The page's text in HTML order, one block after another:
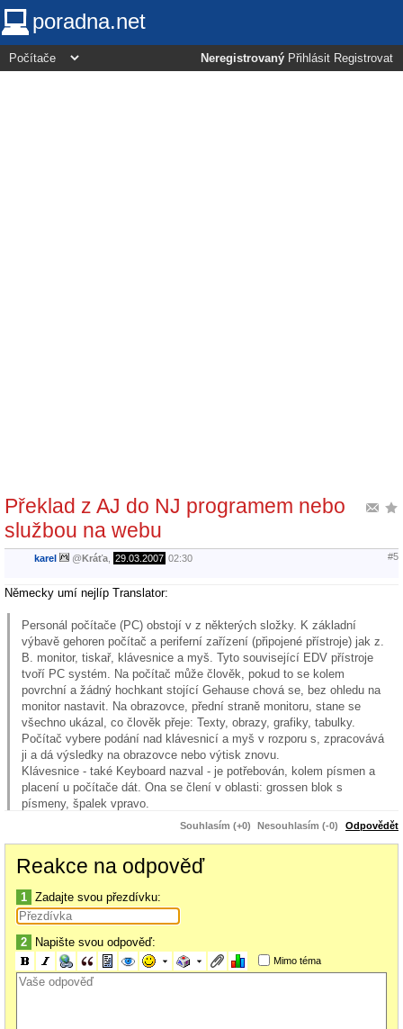
poradna.net
Neregistrovaný Přihlásit Registrovat
Překlad z AJ do NJ programem nebo
službou na webu
karel @Kráťa 29.03.2007 02:30 #5
Německy umí nejlíp Translator:
Personál počítače (PC) obstojí v z některých složky. K základní
výbavě gehoren počítač a periferní zařízení (připojené přístroje) jak z.
B. monitor, tiskař, klávesnice a myš. Tyto související EDV přístroje
tvoří PC systém. Na počítač může člověk, pokud to se kolem
povrchní a žádný hochkant stojící Gehause chová se, bez ohledu na
monitor nastavit. Na obrazovce, přední straně monitoru, stane se
všechno ukázal, co člověk přeje: Texty, obrazy, grafiky, tabulky.
Počítač vybere podání nad klávesnicí a myš v rozporu s, zpracovává
ji a dá výsledky na obrazovce nebo výtisk znovu.
Klávesnice - také Keyboard nazval - je potřebován, kolem písmen a
placení u počítače dát. Ona se člení v oblasti: grossen blok s
písmeny, špalek vpravo.
Souhlasím (+0) Nesouhlasím (-0) Odpovědět
Reakce na odpověď
1 Zadajte svou přezdívku:
2 Napište svou odpověď:
Mimo téma